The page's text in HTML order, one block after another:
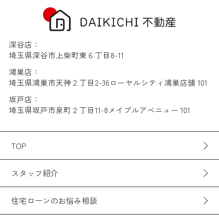
深谷店：
埼玉県深谷市上柴町東６丁目8-11
鴻巣店：
埼玉県鴻巣市天神２丁目2-36ローヤルシティ鴻巣店舗 101
坂戸店：
埼玉県坂戸市泉町２丁目11-8メイプルアベニュー 101
TOP
スタッフ紹介
住宅ローンのお悩み相談